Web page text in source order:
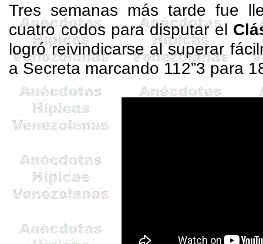
Tres semanas más tarde fue
cuatro codos para disputar el
logró reivindicarse al superar
a Secreta marcando 112”3 para